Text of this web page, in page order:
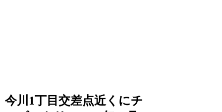
今川1丁目交差点近くにチ